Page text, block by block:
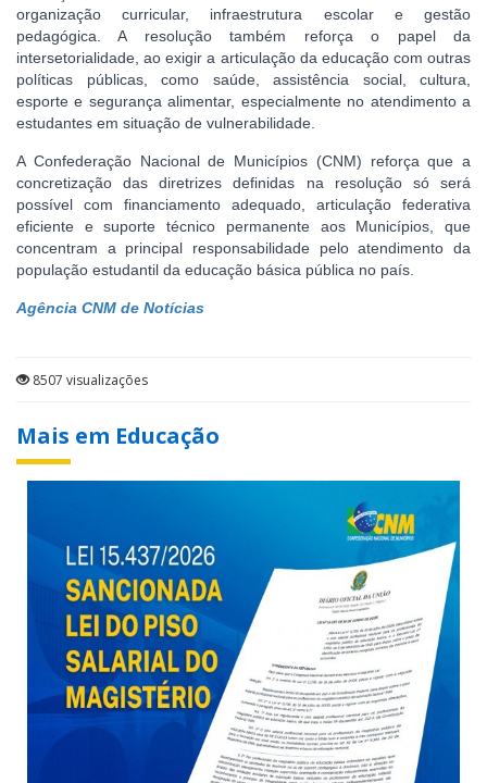
organização curricular, infraestrutura escolar e gestão
pedagógica. A resolução também reforça o papel da
intersetorialidade, ao exigir a articulação da educação com outras
políticas públicas, como saúde, assistência social, cultura,
esporte e segurança alimentar, especialmente no atendimento a
estudantes em situação de vulnerabilidade.
A Confederação Nacional de Municípios (CNM) reforça que a
concretização das diretrizes definidas na resolução só será
possível com financiamento adequado, articulação federativa
eficiente e suporte técnico permanente aos Municípios, que
concentram a principal responsabilidade pelo atendimento da
população estudantil da educação básica pública no país.
Agência CNM de Notícias
8507 visualizações
Mais em Educação